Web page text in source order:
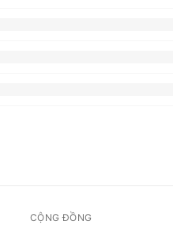
CỘNG ĐỒNG